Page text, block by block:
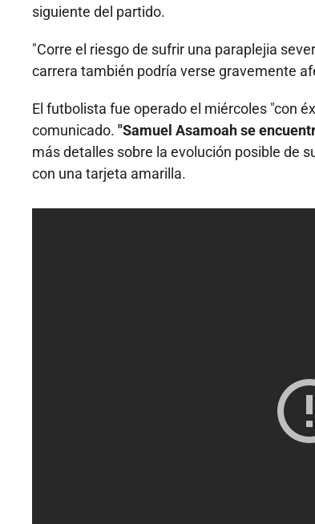
siguiente del partido.
"Corre el riesgo de sufrir una paraplejia
carrera también podría verse gravemente
El futbolista fue operado el miércoles "con
comunicado. "Samuel Asamoah se
más detalles sobre la evolución posible de
con una tarjeta amarilla.